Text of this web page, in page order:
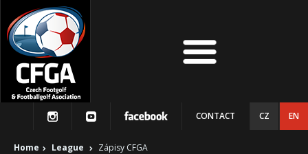
CONTACT CZ EN
Home League Zápisy CFGA